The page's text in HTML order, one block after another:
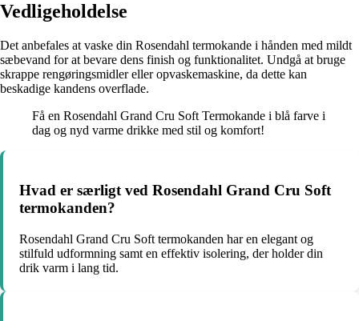
Vedligeholdelse
Det anbefales at vaske din Rosendahl termokande i hånden med mildt
sæbevand for at bevare dens finish og funktionalitet. Undgå at bruge
skrappe rengøringsmidler eller opvaskemaskine, da dette kan
beskadige kandens overflade.
Få en Rosendahl Grand Cru Soft Termokande i blå farve i
dag og nyd varme drikke med stil og komfort!
Hvad er særligt ved Rosendahl Grand Cru Soft
termokanden?
Rosendahl Grand Cru Soft termokanden har en elegant og
stilfuld udformning samt en effektiv isolering, der holder din
drik varm i lang tid.